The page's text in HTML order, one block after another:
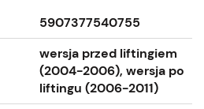
5907377540755
wersja przed liftingiem
(2004-2006), wersja po
liftingu (2006-2011)